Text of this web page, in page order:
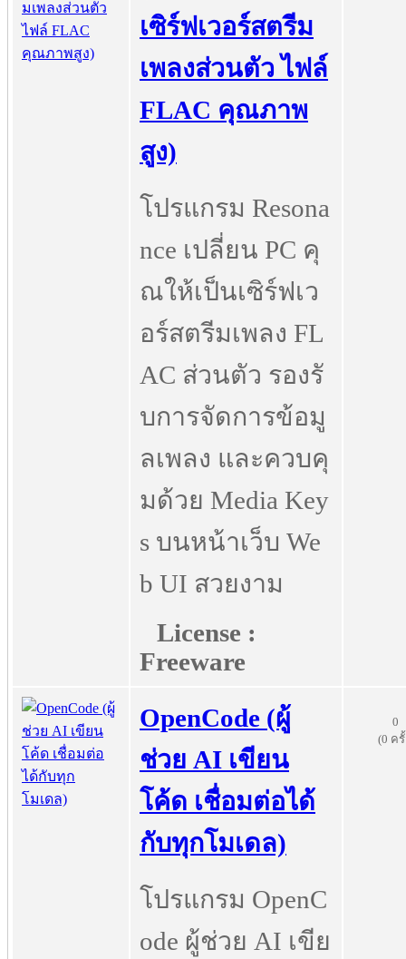
เซิร์ฟเวอร์สตรีม
เพลงส่วนตัว ไฟล์
FLAC คุณภาพ
สูง)
โปรแกรม Resona
nce เปลี่ยน PC คุ
ณให้เป็นเซิร์ฟเว
อร์สตรีมเพลง FL
AC ส่วนตัว รองรั
บการจัดการข้อมู
ลเพลง และควบคุ
มด้วย Media Key
s บนหน้าเว็บ We
b UI สวยงาม
License :
Freeware
OpenCode (ผู้
ช่วย AI เขียน
โค้ด เชื่อมต่อได้
กับทุกโมเดล)
โปรแกรม OpenC
ode ผู้ช่วย AI เขีย
0
(0 ค